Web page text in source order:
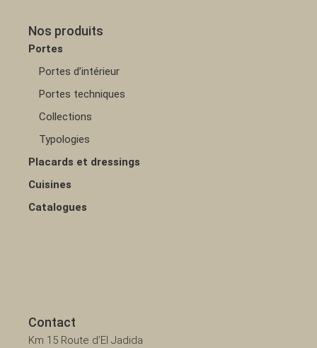
Nos produits
Portes
Portes d’intérieur
Portes techniques
Collections
Typologies
Placards et dressings
Cuisines
Catalogues
Contact
Km 15 Route d’El Jadida